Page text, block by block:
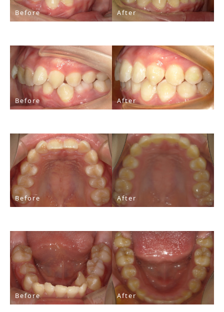
Before After
Before After
Before After
Before After